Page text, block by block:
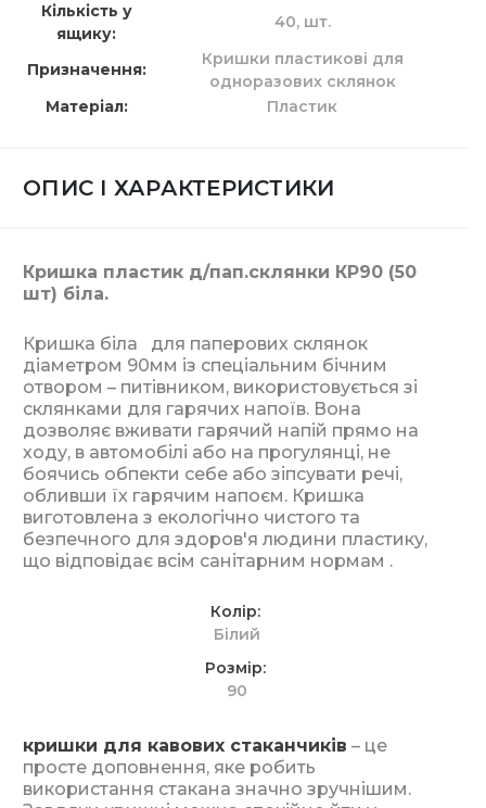
Кількість у
ящику
40, шт.
Призначення
Кришки пластикові для
одноразових склянок
Матеріал
Пластик
ОПИС І ХАРАКТЕРИСТИКИ
Кришка пластик д/пап.склянки КР90 (50
шт) біла.
Кришка біла для паперових склянок
діаметром 90мм із спеціальним бічним
отвором – питівником, використовується зі
склянками для гарячих напоїв. Вона
дозволяє вживати гарячий напій прямо на
ходу, в автомобілі або на прогулянці, не
боячись обпекти себе або зіпсувати речі,
обливши їх гарячим напоєм. Кришка
виготовлена ​​з екологічно чистого та
безпечного для здоров'я людини пластику,
що відповідає всім санітарним нормам .
Колір
Білий
Розмір
90
кришки для кавових стаканчиків – це
просте доповнення, яке робить
використання стакана значно зручнішим.